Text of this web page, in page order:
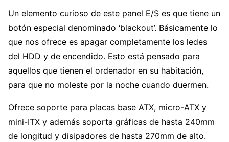
Un elemento curioso de este panel E/S es que tiene un
botón especial denominado ‘blackout’. Básicamente lo
que nos ofrece es apagar completamente los ledes
del HDD y de encendido. Esto está pensado para
aquellos que tienen el ordenador en su habitación,
para que no moleste por la noche cuando duermen.
Ofrece soporte para placas base ATX, micro-ATX y
mini-ITX y además soporta gráficas de hasta 240mm
de longitud y disipadores de hasta 270mm de alto.